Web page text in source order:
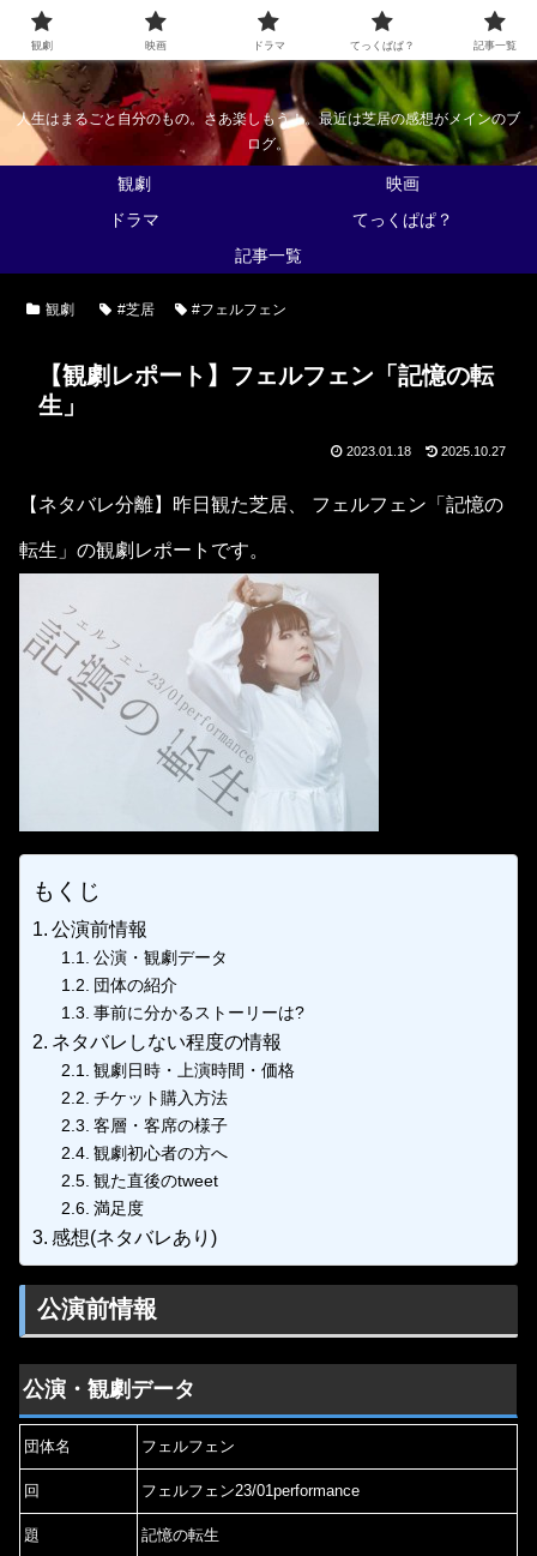
なんかくうかい
人生はまるごと自分のもの。さあ楽しもう！。最近は芝居の感想がメインのブ
ログ。
観劇
映画
ドラマ
てっくぱぱ？
記事一覧
観劇 #芝居 #フェルフェン
【観劇レポート】フェルフェン「記憶の転
生」
2023.01.18 2025.10.27
【ネタバレ分離】昨日観た芝居、 フェルフェン「記憶の
転生」の観劇レポートです。
もくじ
公演前情報
公演・観劇データ
団体の紹介
事前に分かるストーリーは?
ネタバレしない程度の情報
観劇日時・上演時間・価格
チケット購入方法
客層・客席の様子
観劇初心者の方へ
観た直後のtweet
満足度
感想(ネタバレあり)
公演前情報
公演・観劇データ
団体名 フェルフェン
回 フェルフェン23/01performance
題 記憶の転生
観劇 映画 ドラマ てっくぱぱ？ 記事一覧